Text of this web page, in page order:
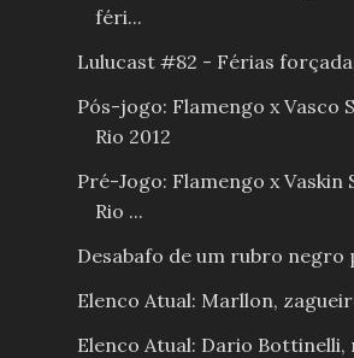
féri...
Lulucast #82 - Férias
Pós-jogo: Flamengo x Vasco
Rio 2012
Pré-Jogo: Flamengo x Vaskin
Rio ...
Desabafo de um rubro negro
Elenco Atual: Marllon,
Elenco Atual: Dario Bottinelli,